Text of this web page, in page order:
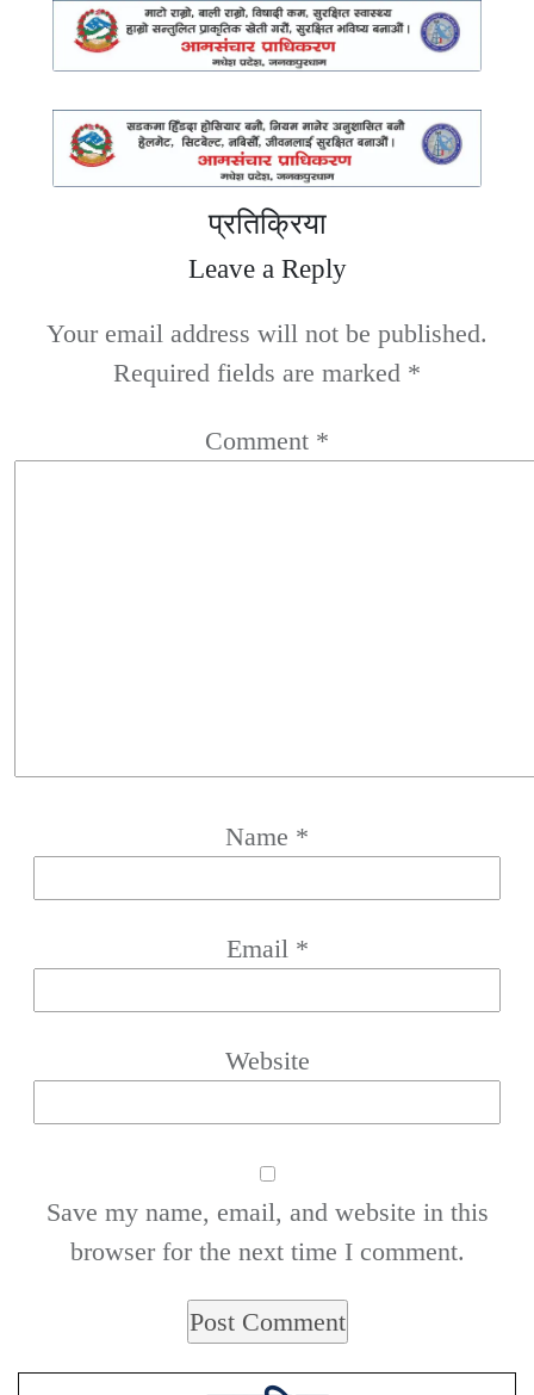
प्रतिक्रिया
Leave a Reply
Your email address will not be published.
Required fields are marked *
Comment *
Name *
Email *
Website
Save my name, email, and website in this
browser for the next time I comment.